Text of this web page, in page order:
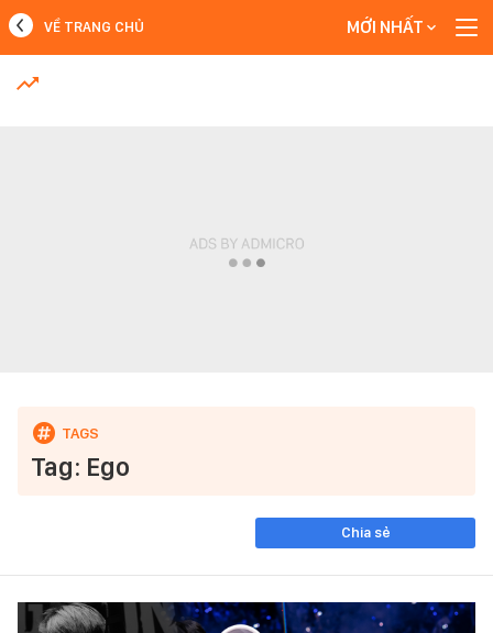
MỚI NHẤT
VỀ TRANG CHỦ MỚI NHẤT
Tag: Ego
Chia sẻ